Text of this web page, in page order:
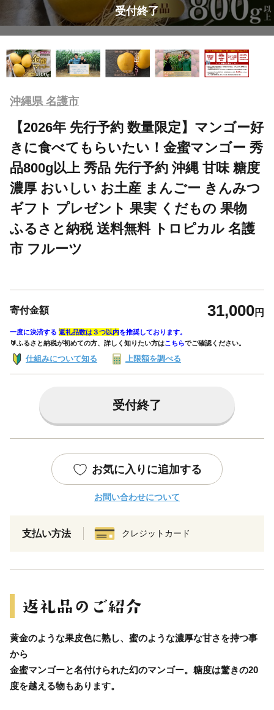
受付終了
沖縄県 名護市
【2026年 先行予約 数量限定】マンゴー好
きに食べてもらいたい！金蜜マンゴー 秀
品800g以上 秀品 先行予約 沖縄 甘味 糖度
濃厚 おいしい お土産 まんごー きんみつ
ギフト プレゼント 果実 くだもの 果物
ふるさと納税 送料無料 トロピカル 名護
市 フルーツ
寄付金額 31,000円
一度に決済する 返礼品数は３つ以内を推奨しております。
🔰ふるさと納税が初めての方、詳しく知りたい方はこちらでご確認ください。
仕組みについて知る 上限額を調べる
受付終了
お気に入りに追加する
お問い合わせについて
支払い方法 クレジットカード
黄金のような果皮色に熟し、蜜のような濃厚な甘さを持つ事
から
金蜜マンゴーと名付けられた幻のマンゴー。糖度は驚きの20
度を越える物もあります。